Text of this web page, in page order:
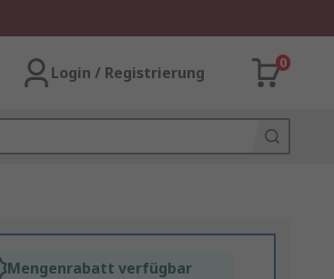
Login / Registrierung
0
Mengenrabatt verfügbar